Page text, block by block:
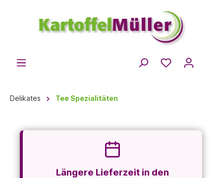
Delikates Tee Spezialitäten
Längere Lieferzeit in den